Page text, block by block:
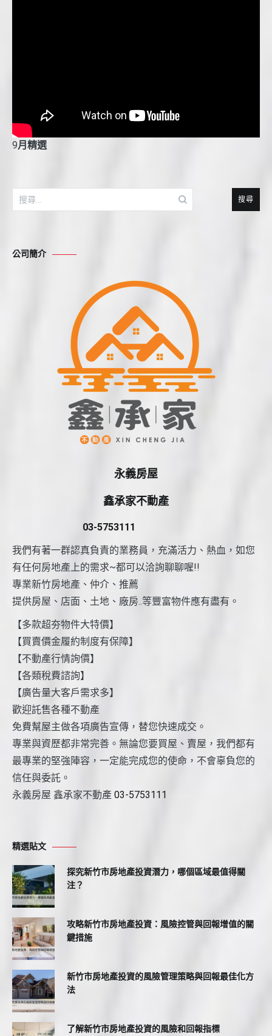
9月精選
搜
尋
字:
公司簡介
永義房屋
鑫承家不動產
03-5753111
我們有著一群認真負責的業務員，充滿活力、熱血，如您
有任何房地產上的需求~都可以洽詢聊聊喔!!
專業新竹房地產、仲介、推薦
提供房屋、店面、土地、廠房..等豐富物件應有盡有。
【多款超夯物件大特價】
【買賣價金履約制度有保障】
【不動產行情詢價】
【各類稅費諮詢】
【廣告量大客戶需求多】
歡迎託售各種不動產
免費幫屋主做各項廣告宣傳，替您快速成交。
專業與資歷都非常完善。無論您要買屋、賣屋，我們都有
最專業的堅強陣容，一定能完成您的使命，不會辜負您的
信任與委託。
永義房屋 鑫承家不動產 03-5753111
精選貼文
探究新竹市房地產投資潛力，哪個區域最值得關
注？
攻略新竹市房地產投資：風險控管與回報增值的關
鍵措施
新竹市房地產投資的風險管理策略與回報最佳化方
法
了解新竹市房地產投資的風險和回報指標